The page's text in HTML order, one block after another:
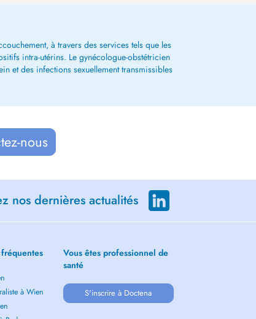
à travers des services tels que les
intra-utérins. Le gynécologue-obstétricien
et des infections sexuellement transmissibles
nous
nos dernières actualités
à Wien
Vous êtes professionnel de
santé
S'inscrire à Doctena